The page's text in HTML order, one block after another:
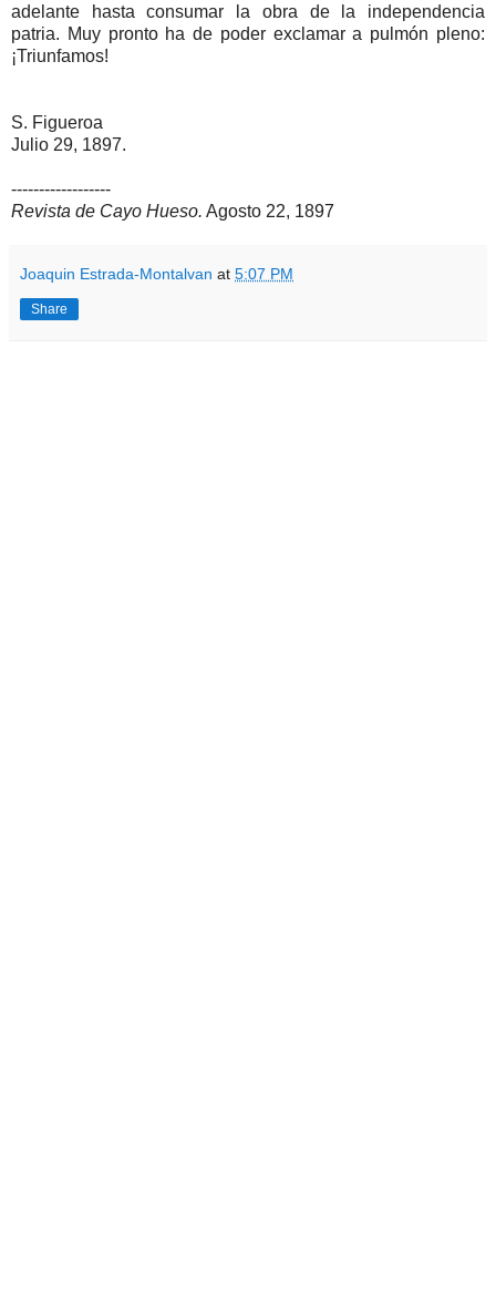
adelante hasta consumar la obra de la independencia
patria. Muy pronto ha de poder exclamar a pulmón pleno:
¡Triunfamos!
S. Figueroa
Julio 29, 1897.
------------------
Revista de Cayo Hueso. Agosto 22, 1897
Joaquin Estrada-Montalvan at 5:07 PM
Share